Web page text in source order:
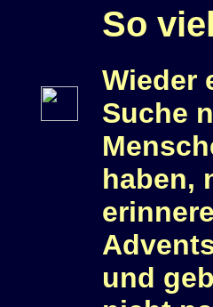
So
Wieder
Suche
haben,
und